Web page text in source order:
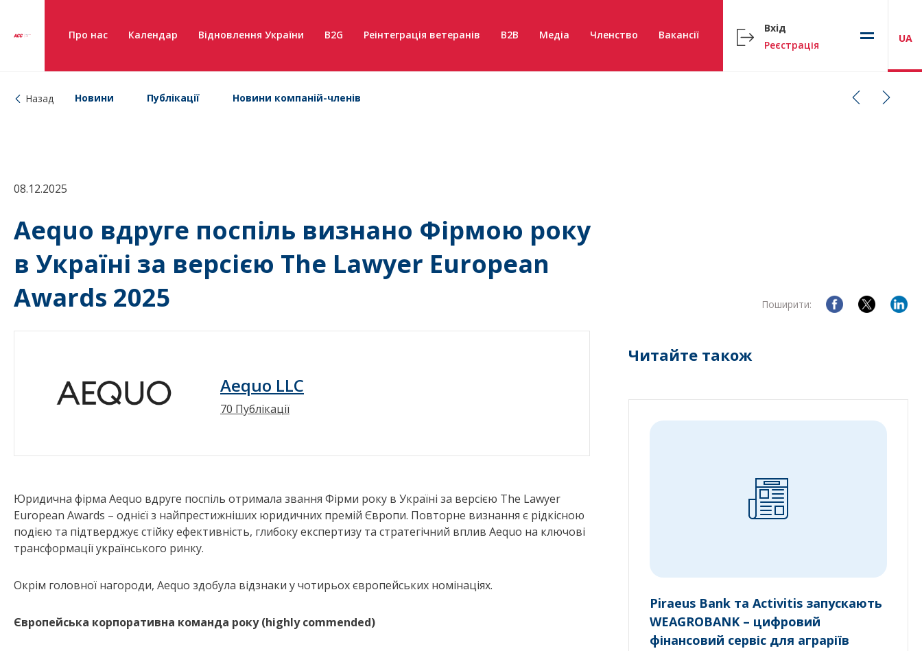
Про нас Календар Відновлення України B2G Реінтеграція ветеранів B2B Медіа Членство Вакансії
Вхід
Реєстрація
UA
Назад Новини Публікації Новини компаній-членів
08.12.2025
Aequo вдруге поспіль визнано Фірмою року
в Україні за версією The Lawyer European
Awards 2025
Поширити:
Aequo LLC
70 Публікації
Юридична фірма Aequo вдруге поспіль отримала звання Фірми року в Україні за версією The Lawyer
European Awards – однієї з найпрестижніших юридичних премій Європи. Повторне визнання є рідкісною
подією та підтверджує стійку ефективність, глибоку експертизу та стратегічний вплив Aequo на ключові
трансформації українського ринку.
Окрім головної нагороди, Aequo здобула відзнаки у чотирьох європейських номінаціях.
Європейська корпоративна команда року (highly commended)
Читайте також
Piraeus Bank та Activitis запускають
WEAGROBANK – цифровий
фінансовий сервіс для аграріїв